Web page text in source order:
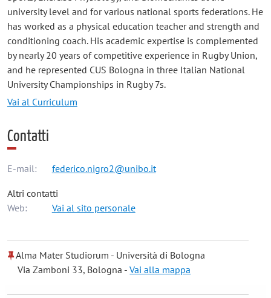
university level and for various national sports federations. He
has worked as a physical education teacher and strength and
conditioning coach. His academic expertise is complemented
by nearly 20 years of competitive experience in Rugby Union,
and he represented CUS Bologna in three Italian National
University Championships in Rugby 7s.
Vai al Curriculum
Contatti
E-mail: federico.nigro2@unibo.it
Altri contatti
Web:
Vai al sito personale
Alma Mater Studiorum - Università di Bologna
Via Zamboni 33, Bologna -Vai alla mappa